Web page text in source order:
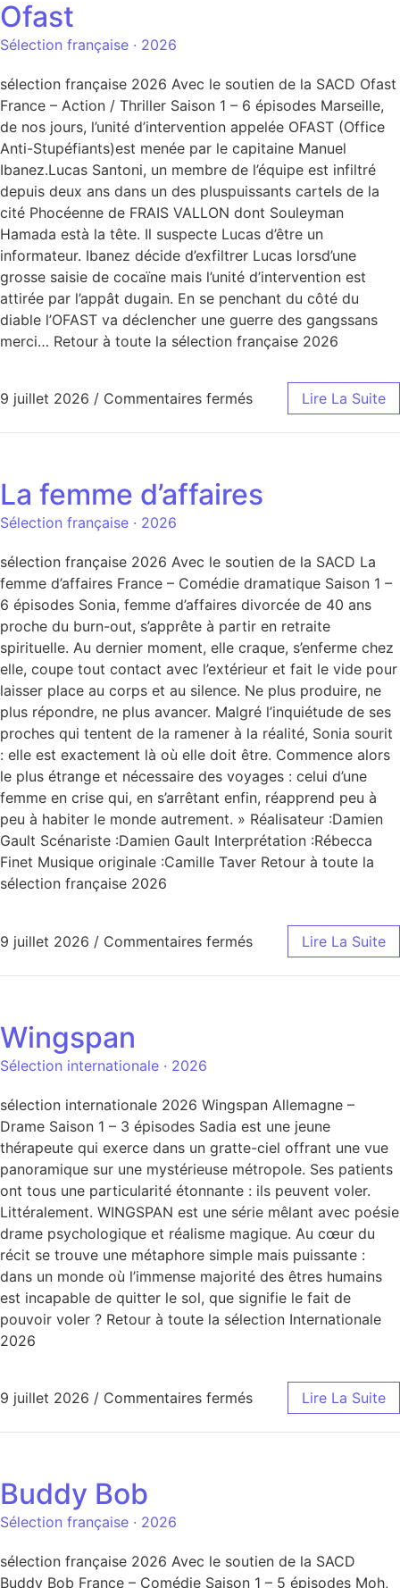
Ofast
Sélection française · 2026
sélection française 2026 Avec le soutien de la SACD Ofast
France – Action / Thriller Saison 1 – 6 épisodes Marseille,
de nos jours, l’unité d’intervention appelée OFAST (Office
Anti-Stupéfiants)est menée par le capitaine Manuel
Ibanez.Lucas Santoni, un membre de l’équipe est infiltré
depuis deux ans dans un des pluspuissants cartels de la
cité Phocéenne de FRAIS VALLON dont Souleyman
Hamada està la tête. Il suspecte Lucas d’être un
informateur. Ibanez décide d’exfiltrer Lucas lorsd’une
grosse saisie de cocaïne mais l’unité d’intervention est
attirée par l’appât dugain. En se penchant du côté du
diable l’OFAST va déclencher une guerre des gangssans
merci… Retour à toute la sélection française 2026
9 juillet 2026 / Commentaires fermés Lire La Suite
La femme d’affaires
Sélection française · 2026
sélection française 2026 Avec le soutien de la SACD La
femme d’affaires France – Comédie dramatique Saison 1 –
6 épisodes Sonia, femme d’affaires divorcée de 40 ans
proche du burn-out, s’apprête à partir en retraite
spirituelle. Au dernier moment, elle craque, s’enferme chez
elle, coupe tout contact avec l’extérieur et fait le vide pour
laisser place au corps et au silence. Ne plus produire, ne
plus répondre, ne plus avancer. Malgré l’inquiétude de ses
proches qui tentent de la ramener à la réalité, Sonia sourit
: elle est exactement là où elle doit être. Commence alors
le plus étrange et nécessaire des voyages : celui d’une
femme en crise qui, en s’arrêtant enfin, réapprend peu à
peu à habiter le monde autrement. » Réalisateur :Damien
Gault Scénariste :Damien Gault Interprétation :Rébecca
Finet Musique originale :Camille Taver Retour à toute la
sélection française 2026
9 juillet 2026 / Commentaires fermés Lire La Suite
Wingspan
Sélection internationale · 2026
sélection internationale 2026 Wingspan Allemagne –
Drame Saison 1 – 3 épisodes Sadia est une jeune
thérapeute qui exerce dans un gratte-ciel offrant une vue
panoramique sur une mystérieuse métropole. Ses patients
ont tous une particularité étonnante : ils peuvent voler.
Littéralement. WINGSPAN est une série mêlant avec poésie
drame psychologique et réalisme magique. Au cœur du
récit se trouve une métaphore simple mais puissante :
dans un monde où l’immense majorité des êtres humains
est incapable de quitter le sol, que signifie le fait de
pouvoir voler ? Retour à toute la sélection Internationale
2026
9 juillet 2026 / Commentaires fermés Lire La Suite
Buddy Bob
Sélection française · 2026
sélection française 2026 Avec le soutien de la SACD
Buddy Bob France – Comédie Saison 1 – 5 épisodes Moh,